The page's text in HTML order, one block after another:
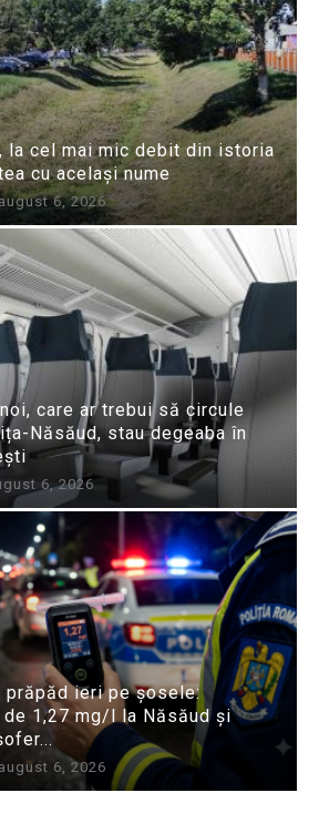
la cel mai mic debit din istoria
cu același nume
6, 2026
care ar trebui să circule
Năsăud, stau degeaba în
6, 2026
prăpăd ieri pe șosele:
de 1,27 mg/l la Năsăud și
august 6, 2026